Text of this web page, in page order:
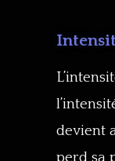
devient
perd sa